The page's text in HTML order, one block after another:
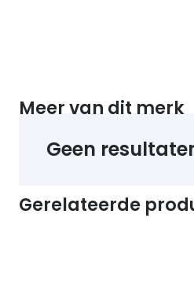
Meer van dit merk
Geen
Gerelateerde